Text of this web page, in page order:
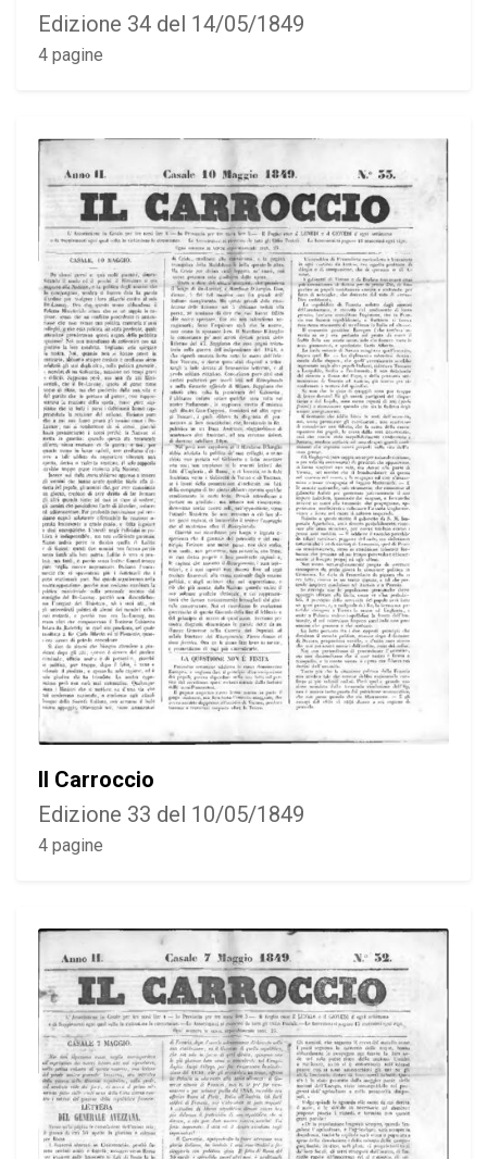
Edizione 34 del 14/05/1849
4 pagine
Il Carroccio
Edizione 33 del 10/05/1849
4 pagine